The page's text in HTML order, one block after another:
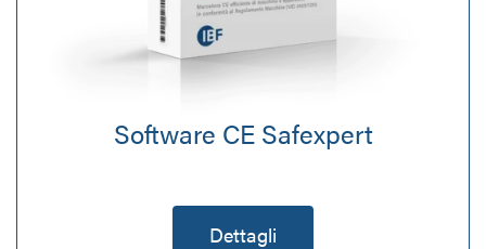
Software CE Safexpert
Dettagli